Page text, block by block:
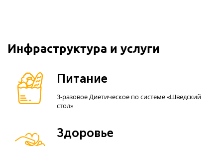
Инфраструктура и услуги
Питание
3-разовое Диетическое по системе «Шведский
стол»
Здоровье